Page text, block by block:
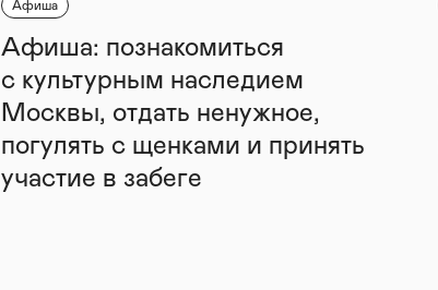
Афиша
Афиша: познакомиться
с культурным наследием
Москвы, отдать ненужное,
погулять с щенками и принять
участие в забеге